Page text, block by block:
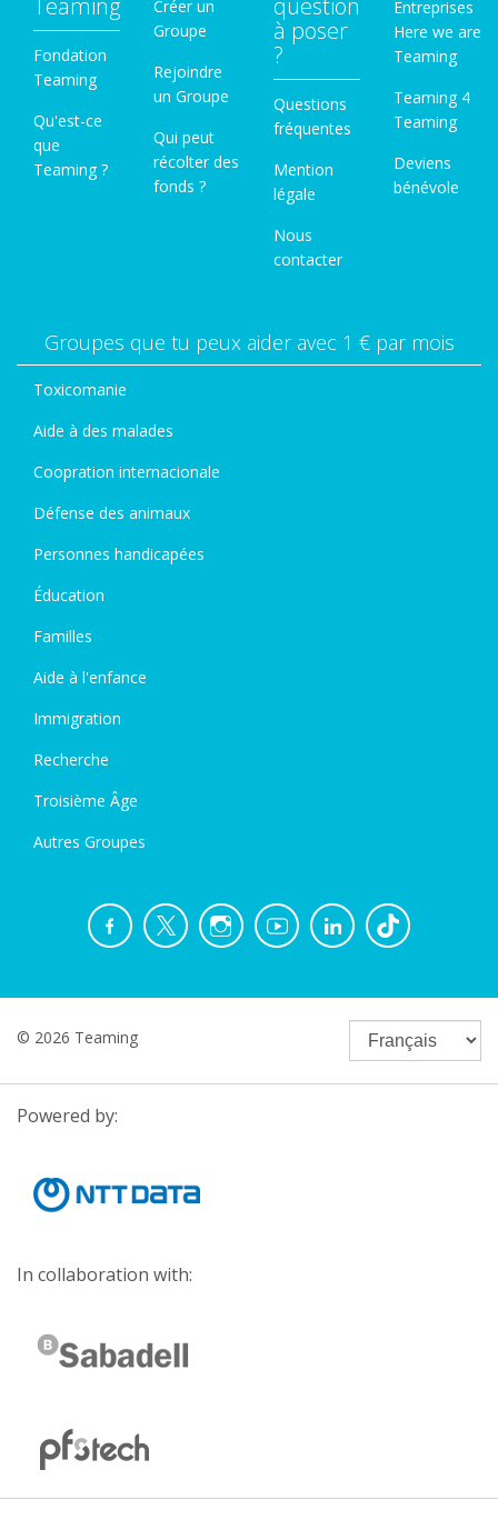
Teaming
Fondation
Teaming
Qu'est-ce
que
Teaming ?
Créer un
Groupe
Rejoindre
un Groupe
Qui peut
récolter des
fonds ?
question
à poser
?
Questions
fréquentes
Mention
légale
Nous
contacter
Entreprises
Here we are
Teaming
Teaming 4
Teaming
Deviens
bénévole
Groupes que tu peux aider avec 1 € par mois
Toxicomanie
Aide à des malades
Coopration internacionale
Défense des animaux
Personnes handicapées
Éducation
Familles
Aide à l'enfance
Immigration
Recherche
Troisième Âge
Autres Groupes
© 2026 Teaming
Powered by:
In collaboration with: